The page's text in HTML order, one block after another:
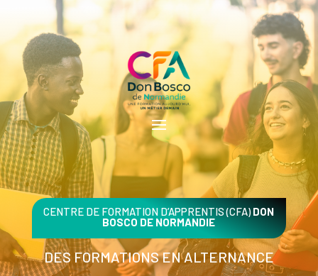
CENTRE DE FORMATION D’APPRENTIS (CFA)DON
BOSCO DE NORMANDIE
DES FORMATIONS EN ALTERNANCE